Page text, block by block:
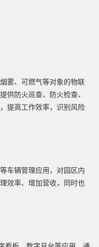
雾、可燃气等对象的物联
供防火巡查、防火检查、
提高工作效率，识别风险
车辆管理应用，对园区内
效率、增加营收，同时也